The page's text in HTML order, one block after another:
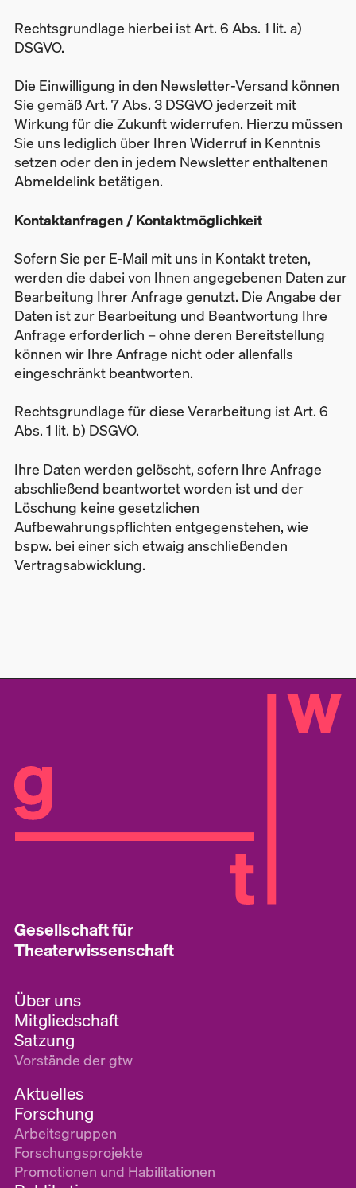
Rechtsgrundlage hierbei ist Art. 6 Abs. 1 lit. a)
DSGVO.
Die Einwilligung in den Newsletter-Versand können
Sie gemäß Art. 7 Abs. 3 DSGVO jederzeit mit
Wirkung für die Zukunft widerrufen. Hierzu müssen
Sie uns lediglich über Ihren Widerruf in Kenntnis
setzen oder den in jedem Newsletter enthaltenen
Abmeldelink betätigen.
Kontaktanfragen / Kontaktmöglichkeit
Sofern Sie per E-Mail mit uns in Kontakt treten,
werden die dabei von Ihnen angegebenen Daten zur
Bearbeitung Ihrer Anfrage genutzt. Die Angabe der
Daten ist zur Bearbeitung und Beantwortung Ihre
Anfrage erforderlich – ohne deren Bereitstellung
können wir Ihre Anfrage nicht oder allenfalls
eingeschränkt beantworten.
Rechtsgrundlage für diese Verarbeitung ist Art. 6
Abs. 1 lit. b) DSGVO.
Ihre Daten werden gelöscht, sofern Ihre Anfrage
abschließend beantwortet worden ist und der
Löschung keine gesetzlichen
Aufbewahrungspflichten entgegenstehen, wie
bspw. bei einer sich etwaig anschließenden
Vertragsabwicklung.
Gesellschaft für
Theaterwissenschaft
Über uns
Mitgliedschaft
Satzung
Vorstände der gtw
Aktuelles
Forschung
Arbeitsgruppen
Forschungsprojekte
Promotionen und Habilitationen